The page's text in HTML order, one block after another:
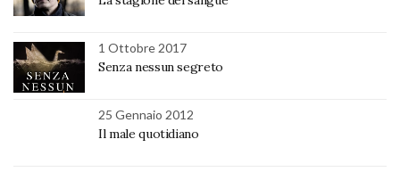
1 Ottobre 2017
Senza nessun segreto
25 Gennaio 2012
Il male quotidiano